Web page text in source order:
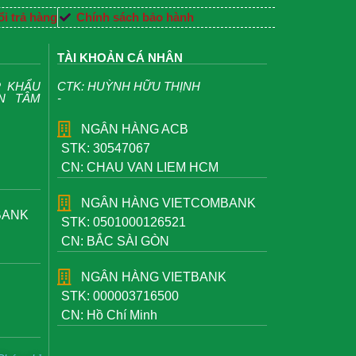
trả hàng Chính sách bảo hành
KHẨU
TÂM
TÀI KHOẢN CÁ NHÂN
CTK: HUỲNH HỮU THỊNH
-
NGÂN HÀNG ACB
STK: 30547067
CN: CHAU VAN LIEM HCM
NGÂN HÀNG VIETCOMBANK
STK: 0501000126521
CN: BẮC SÀI GÒN
NGÂN HÀNG VIETBANK
STK: 000003716500
CN: Hồ Chí Minh